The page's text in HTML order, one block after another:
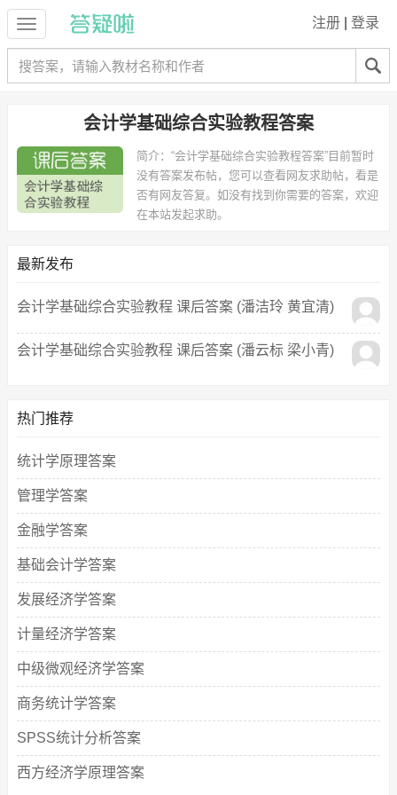
注册 登录
会计学基础综合实验教程答案
简介： “会计学基础综合实验教程答案”目前暂时
没有答案发布帖，您可以查看网友求助帖，看是
否有网友答复。如没有找到你需要的答案，欢迎
在本站发起求助。
最新发布
会计学基础综合实验教程 课后答案 (潘洁玲 黄宜清)
会计学基础综合实验教程 课后答案 (潘云标 梁小青)
热门推荐
统计学原理答案
管理学答案
金融学答案
基础会计学答案
发展经济学答案
计量经济学答案
中级微观经济学答案
商务统计学答案
SPSS统计分析答案
西方经济学原理答案